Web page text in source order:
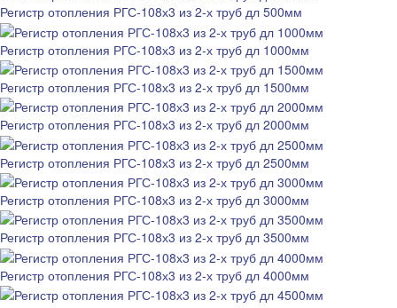
Регистр отопления РГС-108х3 из 2-х труб дл 500мм
Регистр отопления РГС-108х3 из 2-х труб дл 1000мм
Регистр отопления РГС-108х3 из 2-х труб дл 1500мм
Регистр отопления РГС-108х3 из 2-х труб дл 2000мм
Регистр отопления РГС-108х3 из 2-х труб дл 2500мм
Регистр отопления РГС-108х3 из 2-х труб дл 3000мм
Регистр отопления РГС-108х3 из 2-х труб дл 3500мм
Регистр отопления РГС-108х3 из 2-х труб дл 4000мм